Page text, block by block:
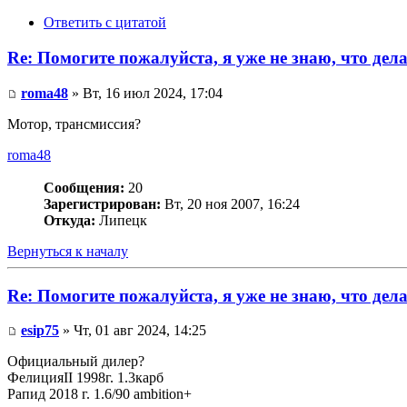
Ответить с цитатой
Re: Помогите пожалуйста, я уже не знаю, что
roma48 » Вт, 16 июл 2024, 17:04
Мотор, трансмиссия?
roma48
Сообщения: 20
Зарегистрирован: Вт, 20 ноя 2007, 16:24
Откуда: Липецк
Вернуться к началу
Re: Помогите пожалуйста, я уже не знаю, что
esip75 » Чт, 01 авг 2024, 14:25
Официальный дилер?
ФелицияII 1998г. 1.3карб
Рапид 2018 г. 1.6/90 ambition+